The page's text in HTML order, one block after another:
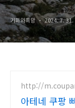
기회와희망 2024. 7. 31.
http://
아테네 쿠팡